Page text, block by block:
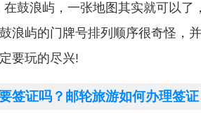
鼓浪屿，一张地图其实就可以了
浪屿的门牌号排列顺序很奇怪，
要玩的尽兴!
签证吗？邮轮旅游如何办理签